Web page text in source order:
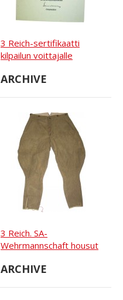
3 Reich-sertifikaatti
kilpailun voittajalle
ARCHIVE
3 Reich. SA-
Wehrmannschaft housut
ARCHIVE